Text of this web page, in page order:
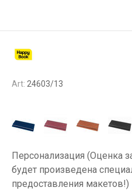
Art: 24603/13
Персонализация (Оценка
будет произведена
предоставления макетов!)